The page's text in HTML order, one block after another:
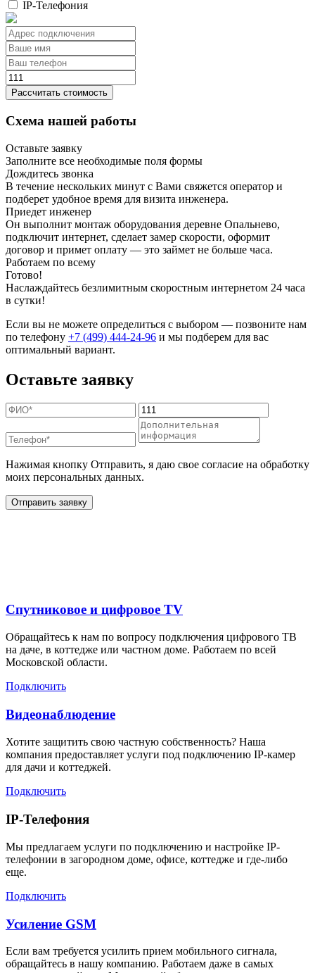
IP-Телефония
Рассчитать стоимость
Схема нашей работы
Оставьте заявку
Заполните все необходимые поля формы
Дождитесь звонка
В течение нескольких минут с Вами свяжется оператор и
подберет удобное время для визита инженера.
Приедет инженер
Он выполнит монтаж оборудования деревне Опальнево,
подключит интернет, сделает замер скорости, оформит
договор и примет оплату — это займет не больше часа.
Работаем по всему
Готово!
Наслаждайтесь безлимитным скоростным интернетом 24 часа
в сутки!
Если вы не можете определиться с выбором — позвоните нам
по телефону +7 (499) 444-24-96 и мы подберем для вас
оптимальный вариант.
Оставьте заявку
Нажимая кнопку Отправить, я даю свое согласие на обработку
моих персональных данных.
Отправить заявку
Спутниковое и цифровое TV
Обращайтесь к нам по вопросу подключения цифрового ТВ
на даче, в коттедже или частном доме. Работаем по всей
Московской области.
Подключить
Видеонаблюдение
Хотите защитить свою частную собственность? Наша
компания предоставляет услуги под подключению IP-камер
для дачи и коттеджей.
Подключить
IP-Телефония
Мы предлагаем услуги по подключению и настройке IP-
телефонии в загородном доме, офисе, коттедже и где-либо
еще.
Подключить
Усиление GSM
Если вам требуется усилить прием мобильного сигнала,
обращайтесь в нашу компанию. Работаем даже в самых